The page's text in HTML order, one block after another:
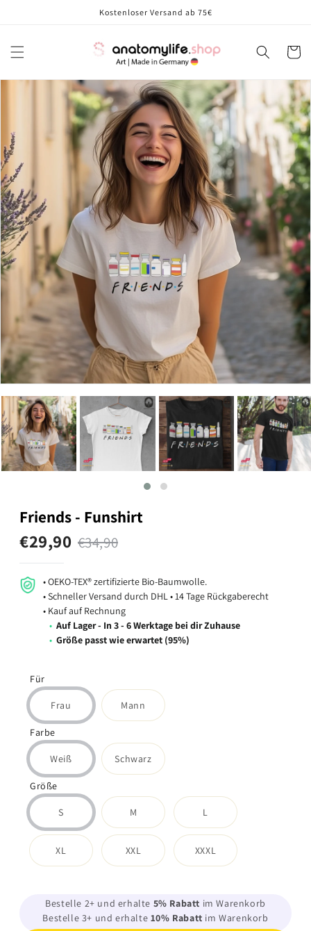
Kostenloser Versand ab 75€
Friends - Funshirt
€29,90 €34,90
• OEKO-TEX® zertifizierte Bio-Baumwolle.
• Schneller Versand durch DHL • 14 Tage Rückgaberecht
• Kauf auf Rechnung
• Auf Lager - In 3 - 6 Werktage bei dir Zuhause
• Größe passt wie erwartet (95%)
Für
Frau Mann
Farbe
Weiß Schwarz
Größe
S M L
XL XXL XXXL
Bestelle 2+ und erhalte 5% Rabatt im Warenkorb
Bestelle 3+ und erhalte 10% Rabatt im Warenkorb